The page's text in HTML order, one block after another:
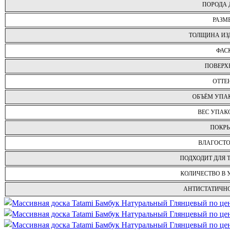
ПОРОДА
ТОЛЩИНА
ОБЪЁМ
ВЕС
ПОДХОДИТ ДЛЯ
КОЛИЧЕСТВО В